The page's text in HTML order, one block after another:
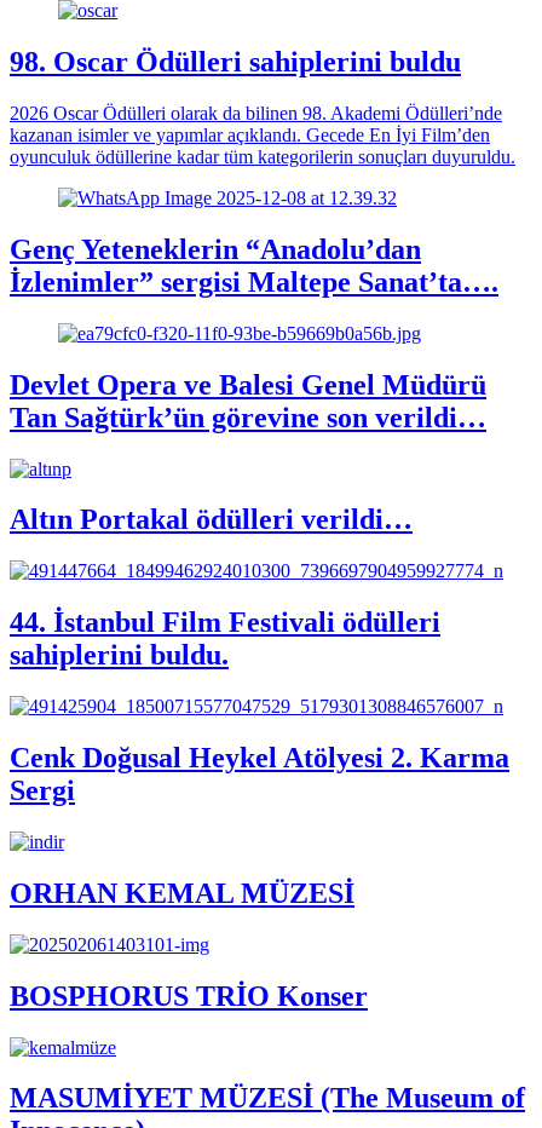
98. Oscar Ödülleri sahiplerini buldu
2026 Oscar Ödülleri olarak da bilinen 98. Akademi Ödülleri’nde
kazanan isimler ve yapımlar açıklandı. Gecede En İyi Film’den
oyunculuk ödüllerine kadar tüm kategorilerin sonuçları duyuruldu.
Genç Yeteneklerin “Anadolu’dan
İzlenimler” sergisi Maltepe Sanat’ta….
Devlet Opera ve Balesi Genel Müdürü
Tan Sağtürk’ün görevine son verildi…
Altın Portakal ödülleri verildi…
44. İstanbul Film Festivali ödülleri
sahiplerini buldu.
Cenk Doğusal Heykel Atölyesi 2. Karma
Sergi
ORHAN KEMAL MÜZESİ
BOSPHORUS TRİO Konser
MASUMİYET MÜZESİ (The Museum of